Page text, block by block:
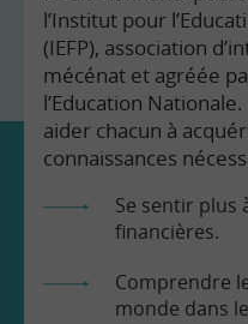
l’Institut pour
(IEFP), association
mécénat et agréée
l’Education
aider chacun à
connaissances
Se sentir plus
financières.
Comprendre
monde dans